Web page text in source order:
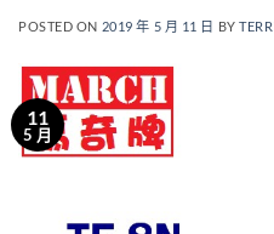
POSTED ON 2019 年 5 月 11 日 BY
11
5 月